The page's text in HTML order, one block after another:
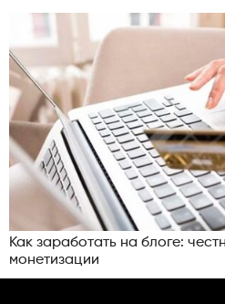
Как заработать на блоге:
монетизации